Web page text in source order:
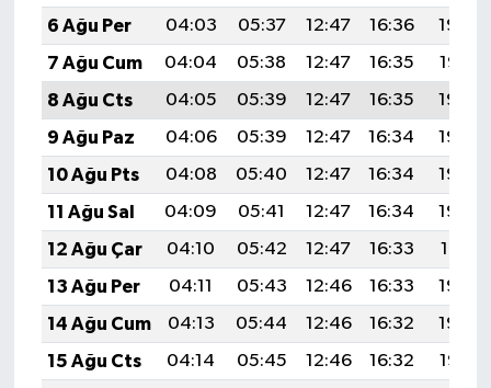
6 Ağu Per
04:03 05:37 12:47 16:36
19:48
7 Ağu Cum
04:04 05:38 12:47 16:35
19:47
8 Ağu Cts
04:05 05:39 12:47 16:35
19:46
9 Ağu Paz
04:06 05:39 12:47 16:34
19:45
10 Ağu Pts
04:08 05:40 12:47 16:34
19:43
11 Ağu Sal
04:09 05:41 12:47 16:34
19:42
12 Ağu Çar
04:10 05:42 12:47 16:33
19:41
13 Ağu Per
04:11 05:43 12:46 16:33
19:40
14 Ağu Cum
04:13 05:44 12:46 16:32
19:39
15 Ağu Cts
04:14 05:45 12:46 16:32
19:37